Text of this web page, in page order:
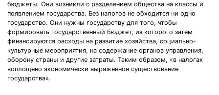
бюджеты. Они возникли с разделением общества на классы и
появлением государства. Без налогов не обходится ни одно
государство. Они нужны государству для того, чтобы
формировать государственный бюджет, из которого затем
финансируются расходы на развитие хозяйства, социально-
культурные мероприятия, на содержание органов управления,
оборону страны и другие затраты. Таким образом, «в налогах
воплощено экономически выраженное существование
государства».